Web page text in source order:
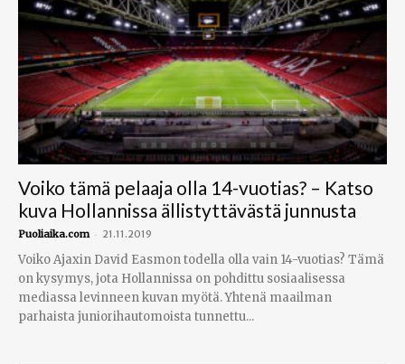
Voiko tämä pelaaja olla 14-vuotias? – Katso
kuva Hollannissa ällistyttävästä junnusta
Puoliaika.com - 21.11.2019
Voiko Ajaxin David Easmon todella olla vain 14-vuotias? Tämä
on kysymys, jota Hollannissa on pohdittu sosiaalisessa
mediassa levinneen kuvan myötä. Yhtenä maailman
parhaista juniorihautomoista tunnettu...